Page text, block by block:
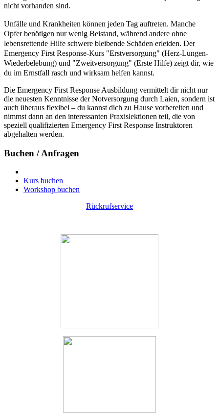
nicht vorhanden sind.
Unfälle und Krankheiten können jeden Tag auftreten. Manche
Opfer benötigen nur wenig Beistand, während andere ohne
lebensrettende Hilfe schwere bleibende Schäden erleiden. Der
Emergency First Response-Kurs "Erstversorgung" (Herz-Lungen-
Wiederbelebung) und "Zweitversorgung" (Erste Hilfe) zeigt dir, wie
du im Ernstfall rasch und wirksam helfen kannst.
Die Emergency First Response Ausbildung vermittelt dir nicht nur
die neuesten Kenntnisse der Notversorgung durch Laien, sondern ist
auch überaus flexibel – du kannst dich zu Hause vorbereiten und
nimmst dann an den interessanten Praxislektionen teil, die von
speziell qualifizierten Emergency First Response Instruktoren
abgehalten werden.
Buchen / Anfragen
Kurs buchen
Workshop buchen
Rückrufservice